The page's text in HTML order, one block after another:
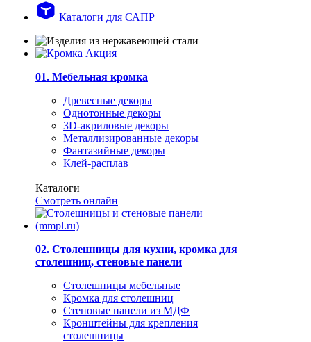
Каталоги для САПР
01. Мебельная кромка
Древесные декоры
Однотонные декоры
3D-акриловые декоры
Металлизированные декоры
Фантазийные декоры
Клей-расплав
Каталоги
Смотреть онлайн
02. Столешницы для кухни, кромка для
столешниц, стеновые панели
Столешницы мебельные
Кромка для столешниц
Стеновые панели из МДФ
Кронштейны для крепления
столешницы